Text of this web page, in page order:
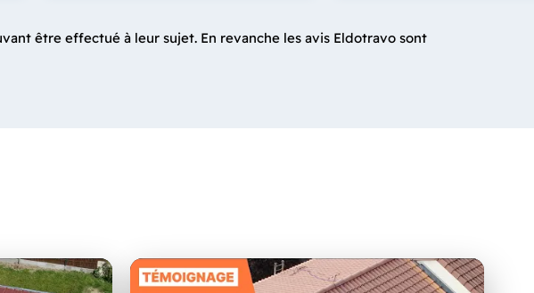
être effectué à leur sujet. En revanche les avis Eldotravo sont